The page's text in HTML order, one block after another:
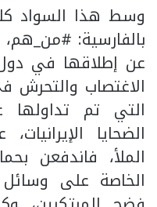
عن إطلاقها في دول
الاغتصاب والتحرش
التي تم تداولها
الضحايا
الملأ، فاندفعن
الخاصة على وسائل